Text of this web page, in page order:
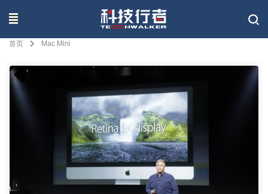
联系我们
首页 Mac Mini